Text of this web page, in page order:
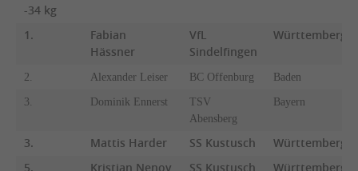
-34 kg
1.
Fabian
Hässner
VfL
Sindelfingen
Württemberg
2. Alexander Leiser BC Offenburg Baden
3. Dominik Ennerst
TSV
Abensberg
Bayern
3. Mattis Harder SS Kustusch
Württemberg
5.
Kristian Nenov SS Kustusch Württemberg